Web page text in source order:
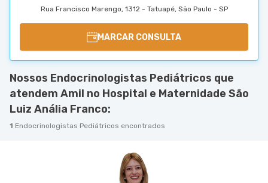
Rua Francisco Marengo, 1312 - Tatuapé, São Paulo - SP
MARCAR CONSULTA
Nossos Endocrinologistas Pediátricos que
atendem Amil no Hospital e Maternidade São
Luiz Anália Franco:
1 Endocrinologistas Pediátricos encontrados